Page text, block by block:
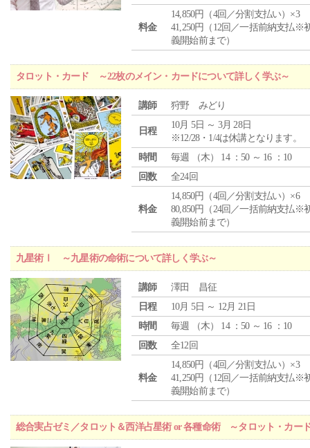
料金
14,850円（4回／分割支払い）×3
41,250円（12回／一括前納支払※
義開始前まで）
タロット・カード ～22枚のメイン・カードについて詳しく学ぶ～
講師 狩野 みどり
日程
10月 5日 ～ 3月 28日
※12/28・1/4は休講となります。
時間
毎週 （木） 14 ：50 ～ 16 ：10
回数
全24回
料金
14,850円（4回／分割支払い）×6
80,850円（24回／一括前納支払※
義開始前まで）
九星術Ⅰ ～九星術の命術について詳しく学ぶ～
講師
澤田 昌征
日程
10月 5日 ～ 12月 21日
時間
毎週 （木） 14 ：50 ～ 16 ：10
回数
全12回
料金
14,850円（4回／分割支払い）×3
41,250円（12回／一括前納支払※
義開始前まで）
総合実占ゼミ／タロット＆西洋占星術 or 各種命術 ～タロット・カー